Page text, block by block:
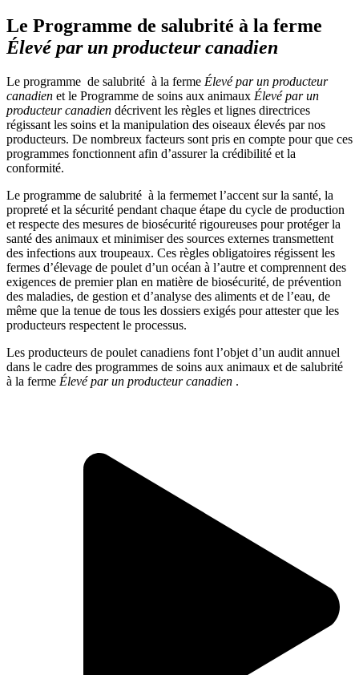
Le Programme de salubrité à la ferme
Élevé par un producteur canadien
Le programme de salubrité à la ferme Élevé par un producteur
canadien et le Programme de soins aux animaux Élevé par un
producteur canadien décrivent les règles et lignes directrices
régissant les soins et la manipulation des oiseaux élevés par nos
producteurs. De nombreux facteurs sont pris en compte pour que ces
programmes fonctionnent afin d’assurer la crédibilité et la
conformité.
Le programme de salubrité à la fermemet l’accent sur la santé, la
propreté et la sécurité pendant chaque étape du cycle de production
et respecte des mesures de biosécurité rigoureuses pour protéger la
santé des animaux et minimiser des sources externes transmettent
des infections aux troupeaux. Ces règles obligatoires régissent les
fermes d’élevage de poulet d’un océan à l’autre et comprennent des
exigences de premier plan en matière de biosécurité, de prévention
des maladies, de gestion et d’analyse des aliments et de l’eau, de
même que la tenue de tous les dossiers exigés pour attester que les
producteurs respectent le processus.
Les producteurs de poulet canadiens font l’objet d’un audit annuel
dans le cadre des programmes de soins aux animaux et de salubrité
à la ferme Élevé par un producteur canadien .